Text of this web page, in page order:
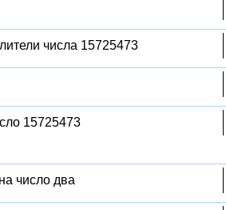
числа 15725473
15725473
число два